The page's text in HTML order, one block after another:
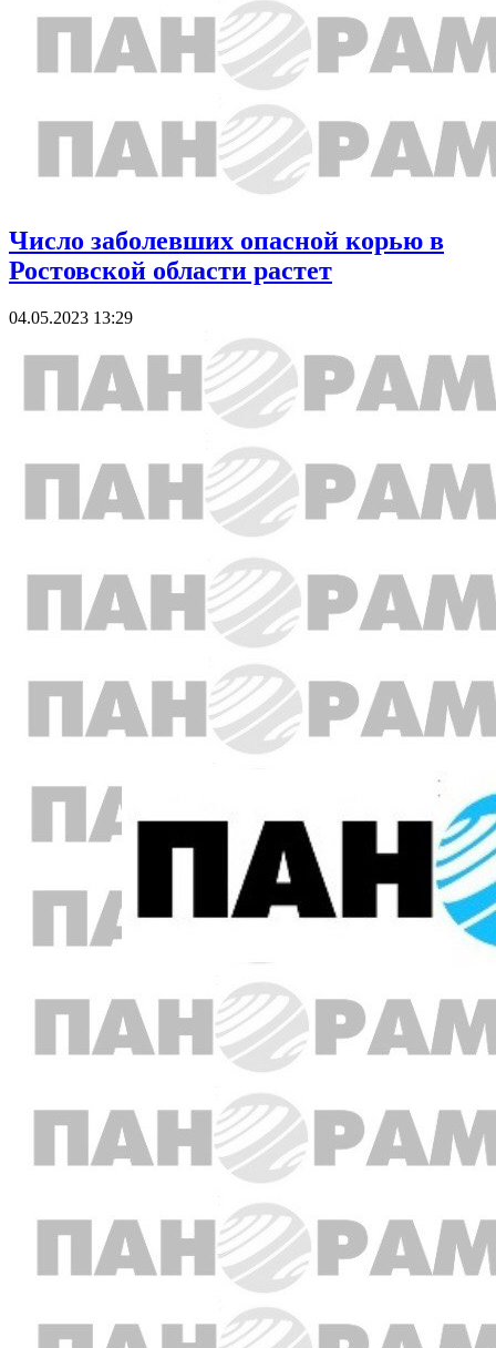
Число заболевших опасной корью в
Ростовской области растет
04.05.2023 13:29